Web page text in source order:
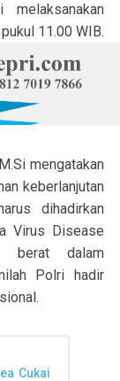
11.00 WIB.
mengatakan
keberlanjutan
dihadirkan
Virus Disease
berat dalam
Polri hadir
Cukai